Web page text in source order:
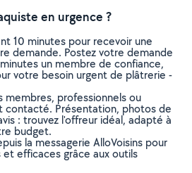
en urgence ?
10 minutes pour recevoir une
demande. Postez votre demande
un membre de confiance,
votre besoin urgent de plâtrerie -
membres, professionnels ou
contacté. Présentation, photos de
: trouvez l'offreur idéal, adapté à
budget.
la messagerie AlloVoisins pour
efficaces grâce aux outils